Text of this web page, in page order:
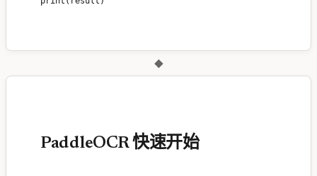
◆
PaddleOCR 快速开始